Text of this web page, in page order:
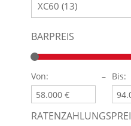
XC60 (13)
BARPREIS
Von: – Bis: